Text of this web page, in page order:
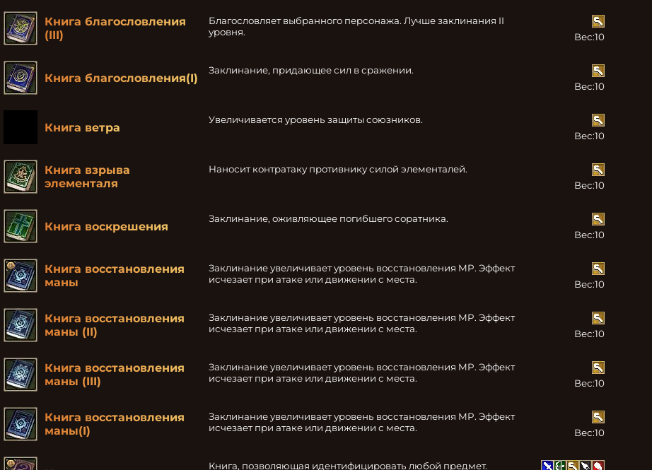
Книга благословления
(III)
Благословляет выбранного персонажа. Лучше заклинания II
уровня.
Вес:10
Книга благословления(I)
Заклинание, придающее сил в сражении.
Вес:10
Книга ветра
Увеличивается уровень защиты союзников.
Вес:10
Книга взрыва
элементаля
Наносит контратаку противнику силой элементалей.
Вес:10
Книга воскрешения
Заклинание, оживляющее погибшего соратника.
Вес:10
Книга восстановления
маны
Заклинание увеличивает уровень восстановления MP. Эффект
исчезает при атаке или движении с места.
Вес:10
Книга восстановления
маны (II)
Заклинание увеличивает уровень восстановления MP. Эффект
исчезает при атаке или движении с места.
Вес:10
Книга восстановления
маны (III)
Заклинание увеличивает уровень восстановления MP. Эффект
исчезает при атаке или движении с места.
Вес:10
Книга восстановления
маны(I)
Заклинание увеличивает уровень восстановления MP. Эффект
исчезает при атаке или движении с места.
Вес:10
Книга, позволяющая идентифицировать любой предмет.